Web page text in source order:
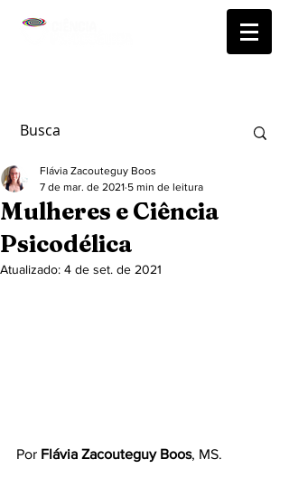
Mulheres e Ciência
Psicodélica
Flávia Zacouteguy Boos
7 de mar. de 2021 5 min de leitura
Atualizado: 4 de set. de 2021
Por Flávia Zacouteguy Boos, MS.